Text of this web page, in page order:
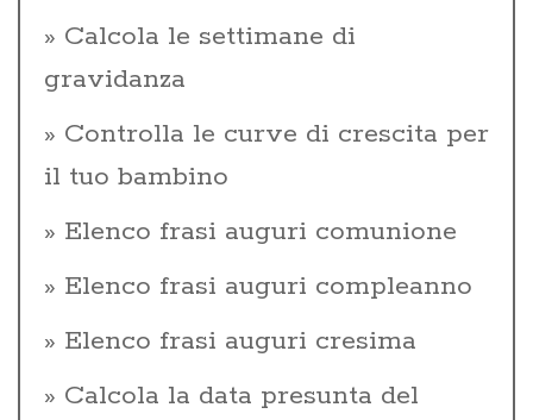
Calcola le settimane di
gravidanza
Controlla le curve di crescita per
il tuo bambino
Elenco frasi auguri comunione
Elenco frasi auguri compleanno
Elenco frasi auguri cresima
Calcola la data presunta del